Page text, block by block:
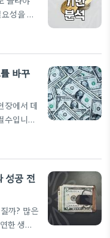
만별입
할 수 있
페인을
성을 절
꼭 맞는
히 저렴
선택을
수 있습
기 단계
의 대행
2주
바꾸
장에서 데
수입니
인사이
분석가의
추적하
향을 과
서 발생
함됩니
성공 전
까? 많은
한 생각